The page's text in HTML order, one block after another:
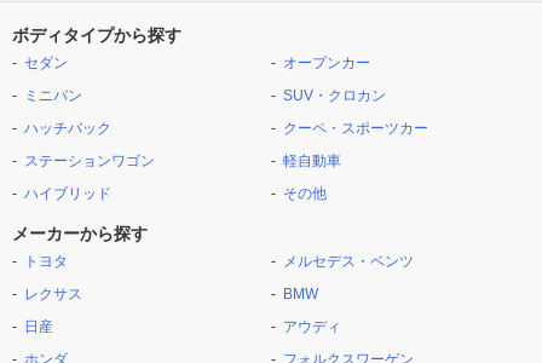
ボディタイプから探す
セダン
ミニバン
ハッチバック
ステーションワゴン
ハイブリッド
オープンカー
SUV・クロカン
クーペ・スポーツカー
軽自動車
その他
メーカーから探す
トヨタ
レクサス
日産
ホンダ
メルセデス・ベンツ
BMW
アウディ
フォルクスワーゲン